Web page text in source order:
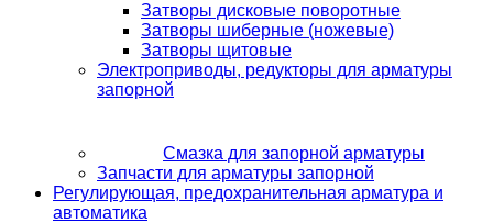
Затворы дисковые поворотные
Затворы шиберные (ножевые)
Затворы щитовые
Электроприводы, редукторы для арматуры
запорной
Смазка для запорной арматуры
Запчасти для арматуры запорной
Регулирующая, предохранительная арматура и
автоматика